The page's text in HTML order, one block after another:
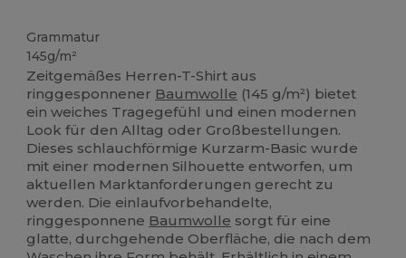
Grammatur
145g/m²
Zeitgemäßes Herren-T-Shirt aus
ringgesponnener Baumwolle (145 g/m²) bietet
ein weiches Tragegefühl und einen modernen
Look für den Alltag oder Großbestellungen.
Dieses schlauchförmige Kurzarm-Basic wurde
mit einer modernen Silhouette entworfen, um
aktuellen Marktanforderungen gerecht zu
werden. Die einlaufvorbehandelte,
ringgesponnene Baumwolle sorgt für eine
glatte, durchgehende Oberfläche, die nach dem